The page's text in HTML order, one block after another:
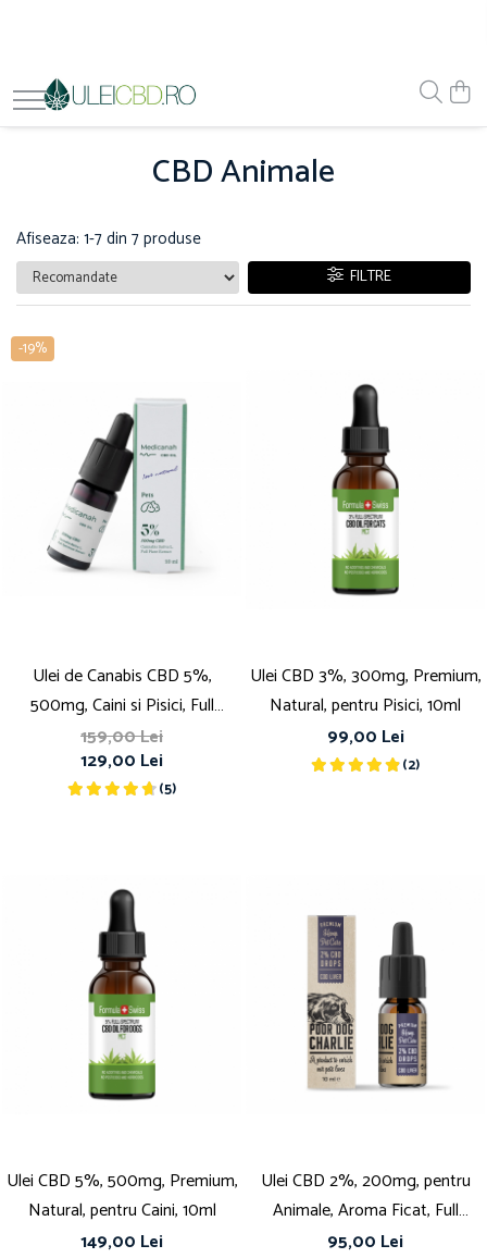
CBD Animale
Afiseaza: 1-7din 7produse
FILTRE
-19%
Ulei de Canabis CBD 5%,
500mg, Caini si Pisici, Full
Spectrum, Medicanah, Aroma
Sunca, 10ml
159,00 Lei
129,00 Lei
(5)
Ulei CBD 3%, 300mg, Premium,
Natural, pentru Pisici, 10ml
99,00 Lei
(2)
Ulei CBD 5%, 500mg, Premium,
Natural, pentru Caini, 10ml
149,00 Lei
Ulei CBD 2%, 200mg, pentru
Animale, Aroma Ficat, Full
Spectrum, 10ml
95,00 Lei